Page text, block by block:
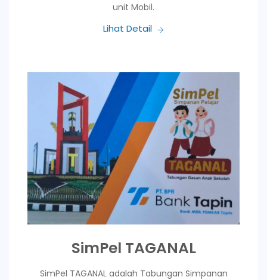
unit Mobil.
Lihat Detail
SimPel TAGANAL
SimPel TAGANAL adalah Tabungan Simpanan